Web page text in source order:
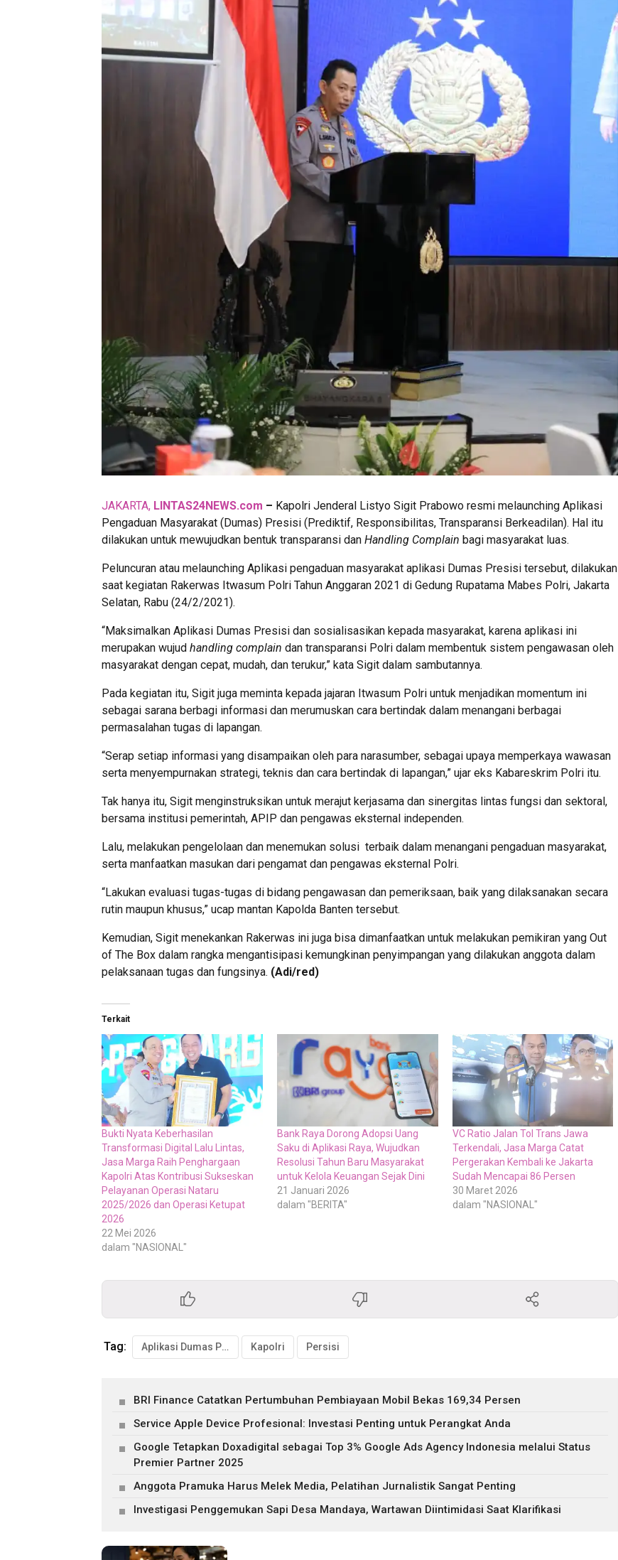
JAKARTA, LINTAS24NEWS.com – Kapolri Jenderal Listyo Sigit Prabowo resmi melaunching Aplikasi
Pengaduan Masyarakat (Dumas) Presisi (Prediktif, Responsibilitas, Transparansi Berkeadilan). Hal itu
dilakukan untuk mewujudkan bentuk transparansi dan Handling Complain bagi masyarakat luas.
Peluncuran atau melaunching Aplikasi pengaduan masyarakat aplikasi Dumas Presisi tersebut, dilakukan
saat kegiatan Rakerwas Itwasum Polri Tahun Anggaran 2021 di Gedung Rupatama Mabes Polri, Jakarta
Selatan, Rabu (24/2/2021).
“Maksimalkan Aplikasi Dumas Presisi dan sosialisasikan kepada masyarakat, karena aplikasi ini
merupakan wujud handling complain dan transparansi Polri dalam membentuk sistem pengawasan oleh
masyarakat dengan cepat, mudah, dan terukur,” kata Sigit dalam sambutannya.
Pada kegiatan itu, Sigit juga meminta kepada jajaran Itwasum Polri untuk menjadikan momentum ini
sebagai sarana berbagi informasi dan merumuskan cara bertindak dalam menangani berbagai
permasalahan tugas di lapangan.
“Serap setiap informasi yang disampaikan oleh para narasumber, sebagai upaya memperkaya wawasan
serta menyempurnakan strategi, teknis dan cara bertindak di lapangan,” ujar eks Kabareskrim Polri itu.
Tak hanya itu, Sigit menginstruksikan untuk merajut kerjasama dan sinergitas lintas fungsi dan sektoral,
bersama institusi pemerintah, APIP dan pengawas eksternal independen.
Lalu, melakukan pengelolaan dan menemukan solusi terbaik dalam menangani pengaduan masyarakat,
serta manfaatkan masukan dari pengamat dan pengawas eksternal Polri.
“Lakukan evaluasi tugas-tugas di bidang pengawasan dan pemeriksaan, baik yang dilaksanakan secara
rutin maupun khusus,” ucap mantan Kapolda Banten tersebut.
Kemudian, Sigit menekankan Rakerwas ini juga bisa dimanfaatkan untuk melakukan pemikiran yang Out
of The Box dalam rangka mengantisipasi kemungkinan penyimpangan yang dilakukan anggota dalam
pelaksanaan tugas dan fungsinya. (Adi/red)
Terkait
Bukti Nyata Keberhasilan
Transformasi Digital Lalu Lintas,
Jasa Marga Raih Penghargaan
Kapolri Atas Kontribusi Sukseskan
Pelayanan Operasi Nataru
2025/2026 dan Operasi Ketupat
2026
22 Mei 2026
dalam "NASIONAL"
Bank Raya Dorong Adopsi Uang
Saku di Aplikasi Raya, Wujudkan
Resolusi Tahun Baru Masyarakat
untuk Kelola Keuangan Sejak Dini
21 Januari 2026
dalam "BERITA"
VC Ratio Jalan Tol Trans Jawa
Terkendali, Jasa Marga Catat
Pergerakan Kembali ke Jakarta
Sudah Mencapai 86 Persen
30 Maret 2026
dalam "NASIONAL"
Tag: Aplikasi Dumas Presisi Kapolri Persisi
BRI Finance Catatkan Pertumbuhan Pembiayaan Mobil Bekas 169,34 Persen
Service Apple Device Profesional: Investasi Penting untuk Perangkat Anda
Google Tetapkan Doxadigital sebagai Top 3% Google Ads Agency Indonesia melalui Status
Premier Partner 2025
Anggota Pramuka Harus Melek Media, Pelatihan Jurnalistik Sangat Penting
Investigasi Penggemukan Sapi Desa Mandaya, Wartawan Diintimidasi Saat Klarifikasi